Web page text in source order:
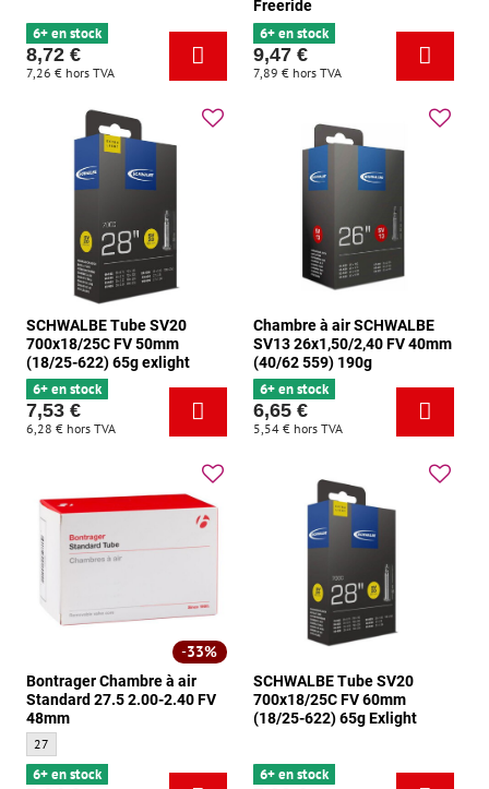
6+ en stock
8,72 €
7,26 € hors TVA
Freeride
6+ en stock
9,47 €
7,89 € hors TVA
SCHWALBE Tube SV20
700x18/25C FV 50mm
(18/25-622) 65g exlight
6+ en stock
7,53 €
6,28 € hors TVA
Chambre à air SCHWALBE
SV13 26x1,50/2,40 FV 40mm
(40/62 559) 190g
6+ en stock
6,65 €
5,54 € hors TVA
33%
Bontrager Chambre à air
Standard 27.5 2.00-2.40 FV
48mm
Bontrager Chambre à air Standard 27.5 2.00-2.40 FV 48mm - Taille:
27
6+ en stock
SCHWALBE Tube SV20
700x18/25C FV 60mm
(18/25-622) 65g Exlight
6+ en stock